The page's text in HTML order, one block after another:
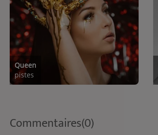
Queen
pistes
Commentaires(0)